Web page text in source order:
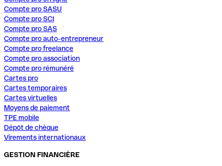
Compte pro SASU
Compte pro SCI
Compte pro SAS
Compte pro auto-entrepreneur
Compte pro freelance
Compte pro association
Compte pro rémunéré
Cartes pro
Cartes temporaires
Cartes virtuelles
Moyens de paiement
TPE mobile
Dépôt de chèque
Virements internationaux
GESTION FINANCIÈRE